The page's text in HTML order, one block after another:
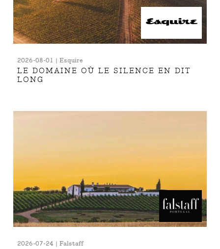
2026-08-01 | Esquire
LE DOMAINE OÙ LE SILENCE EN DIT
LONG
2026-07-24 | Falstaff